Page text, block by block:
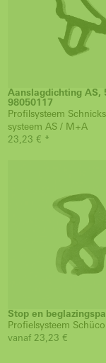
Aanslagdichting AS,
98050117
Profilsysteem
systeem AS / M+A
23,23 € *
Stop en
Profielsysteem
vanaf 23,23 €